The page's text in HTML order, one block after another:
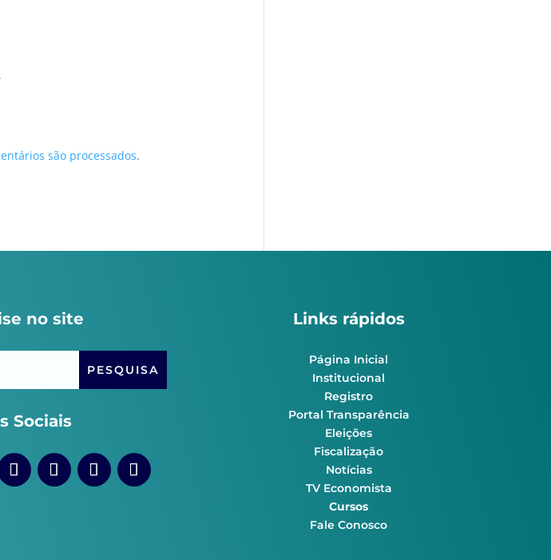
são processados.
no site
Sociais
Links rápidos
Página Inicial
Institucional
Registro
Portal Transparência
Eleições
Fiscalização
Notícias
TV Economista
Cursos
Fale Conosco